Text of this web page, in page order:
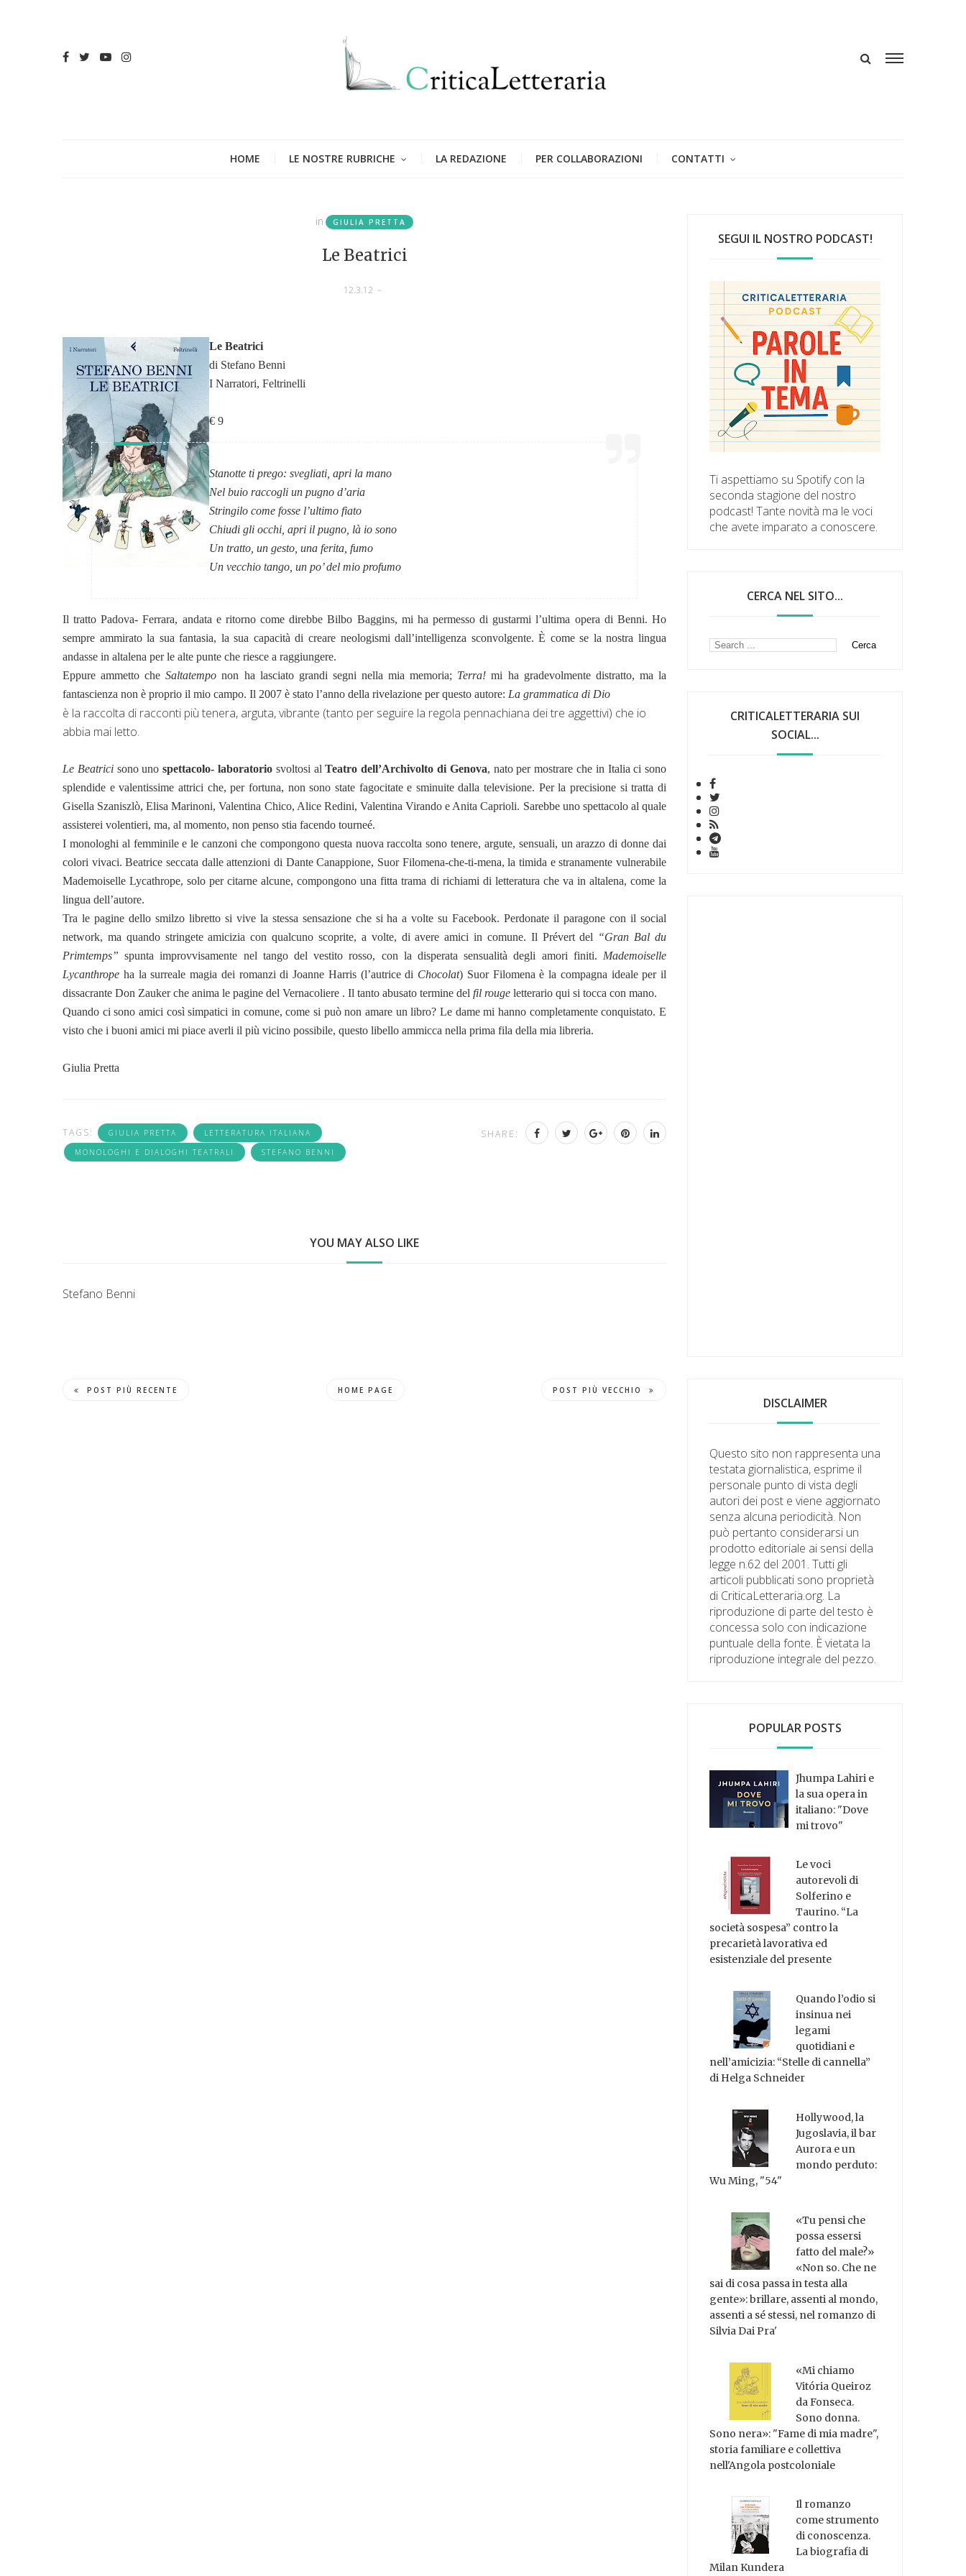
HOME LE NOSTRE RUBRICHE LA REDAZIONE PER COLLABORAZIONI CONTATTI
in GIULIA PRETTA
Le Beatrici
12.3.12 -
Le Beatrici
di Stefano Benni
I Narratori, Feltrinelli
€ 9
Stanotte ti prego: svegliati, apri la mano
Nel buio raccogli un pugno d’aria
Stringilo come fosse l’ultimo fiato
Chiudi gli occhi, apri il pugno, là io sono
Un tratto, un gesto, una ferita, fumo
Un vecchio tango, un po’ del mio profumo
Il tratto Padova- Ferrara, andata e ritorno come direbbe Bilbo Baggins, mi ha permesso di gustarmi l’ultima opera di Benni. Ho
sempre ammirato la sua fantasia, la sua capacità di creare neologismi dall’intelligenza sconvolgente. È come se la nostra lingua
andasse in altalena per le alte punte che riesce a raggiungere.
Eppure ammetto cheSaltatempo non ha lasciato grandi segni nella mia memoria; Terra! mi ha gradevolmente distratto, ma la
fantascienza non è proprio il mio campo. Il 2007 è stato l’anno della rivelazione per questo autore: La grammatica di Dio
è la raccolta di racconti più tenera, arguta, vibrante (tanto per seguire la regola pennachiana dei tre aggettivi) che io
abbia mai letto.
Le Beatricisono unospettacolo- laboratorio svoltosi alTeatro dell’Archivolto di Genova, nato per mostrare che in Italia ci sono
splendide e valentissime attrici che, per fortuna, non sono state fagocitate e sminuite dalla televisione. Per la precisione si tratta di
Gisella Szaniszlò, Elisa Marinoni, Valentina Chico, Alice Redini, Valentina Virando e Anita Caprioli. Sarebbe uno spettacolo al quale
assisterei volentieri, ma, al momento, non penso stia facendo tourneé.
I monologhi al femminile e le canzoni che compongono questa nuova raccolta sono tenere, argute, sensuali, un arazzo di donne dai
colori vivaci. Beatrice seccata dalle attenzioni di Dante Canappione, Suor Filomena-che-ti-mena, la timida e stranamente vulnerabile
Mademoiselle Lycathrope, solo per citarne alcune, compongono una fitta trama di richiami di letteratura che va in altalena, come la
lingua dell’autore.
Tra le pagine dello smilzo libretto si vive la stessa sensazione che si ha a volte su Facebook. Perdonate il paragone con il social
network, ma quando stringete amicizia con qualcuno scoprite, a volte, di avere amici in comune. Il Prévert del “Gran Bal du
Primtemps” spunta improvvisamente nel tango del vestito rosso, con la disperata sensualità degli amori finiti. Mademoiselle
Lycanthrope ha la surreale magia dei romanzi di Joanne Harris (l’autrice di Chocolat) Suor Filomena è la compagna ideale per il
dissacrante Don Zauker che anima le pagine del Vernacoliere . Il tanto abusato termine del fil rouge letterario qui si tocca con mano.
Quando ci sono amici così simpatici in comune, come si può non amare un libro? Le dame mi hanno completamente conquistato. E
visto che i buoni amici mi piace averli il più vicino possibile, questo libello ammicca nella prima fila della mia libreria.
Giulia Pretta
TAGS: GIULIA PRETTA
LETTERATURA ITALIANA
MONOLOGHI E DIALOGHI TEATRALI
STEFANO BENNI
SHARE:
YOU MAY ALSO LIKE
Stefano Benni
POST PIÙ RECENTE HOME PAGE POST PIÙ VECCHIO
SEGUI IL NOSTRO PODCAST!
Ti aspettiamo su Spotify con la
seconda stagione del nostro
podcast! Tante novità ma le voci
che avete imparato a conoscere.
CERCA NEL SITO...
CRITICALETTERARIA SUI
SOCIAL...
DISCLAIMER
Questo sito non rappresenta una
testata giornalistica, esprime il
personale punto di vista degli
autori dei post e viene aggiornato
senza alcuna periodicità. Non
può pertanto considerarsi un
prodotto editoriale ai sensi della
legge n.62 del 2001. Tutti gli
articoli pubblicati sono proprietà
di CriticaLetteraria.org. La
riproduzione di parte del testo è
concessa solo con indicazione
puntuale della fonte. È vietata la
riproduzione integrale del pezzo.
POPULAR POSTS
Jhumpa Lahiri e
la sua opera in
italiano: "Dove
mi trovo"
Le voci
autorevoli di
Solferino e
Taurino. “La
società sospesa” contro la
precarietà lavorativa ed
esistenziale del presente
Quando l’odio si
insinua nei
legami
quotidiani e
nell’amicizia: “Stelle di cannella”
di Helga Schneider
Hollywood, la
Jugoslavia, il bar
Aurora e un
mondo perduto:
Wu Ming, "54"
«Tu pensi che
possa essersi
fatto del male?»
«Non so. Che ne
sai di cosa passa in testa alla
gente»: brillare, assenti al mondo,
assenti a sé stessi, nel romanzo di
Silvia Dai Pra'
«Mi chiamo
Vitória Queiroz
da Fonseca.
Sono donna.
Sono nera»: "Fame di mia madre",
storia familiare e collettiva
nell'Angola postcoloniale
Il romanzo
come strumento
di conoscenza.
La biografia di
Milan Kundera